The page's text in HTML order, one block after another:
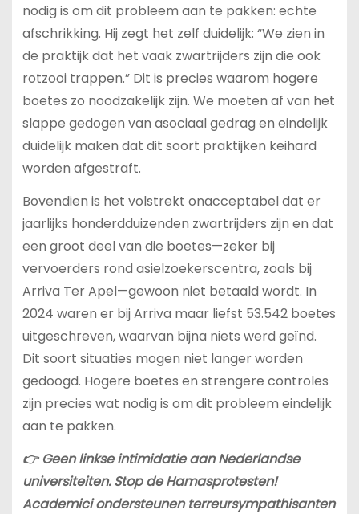
nodig is om dit probleem aan te pakken: echte
afschrikking. Hij zegt het zelf duidelijk: “We zien in
de praktijk dat het vaak zwartrijders zijn die ook
rotzooi trappen.” Dit is precies waarom hogere
boetes zo noodzakelijk zijn. We moeten af van het
slappe gedogen van asociaal gedrag en eindelijk
duidelijk maken dat dit soort praktijken keihard
worden afgestraft.
Bovendien is het volstrekt onacceptabel dat er
jaarlijks honderdduizenden zwartrijders zijn en dat
een groot deel van die boetes—zeker bij
vervoerders rond asielzoekerscentra, zoals bij
Arriva Ter Apel—gewoon niet betaald wordt. In
2024 waren er bij Arriva maar liefst 53.542 boetes
uitgeschreven, waarvan bijna niets werd geïnd.
Dit soort situaties mogen niet langer worden
gedoogd. Hogere boetes en strengere controles
zijn precies wat nodig is om dit probleem eindelijk
aan te pakken.
👉 Geen linkse intimidatie aan Nederlandse
universiteiten. Stop de Hamasprotesten!
Academici ondersteunen terreursympathisanten